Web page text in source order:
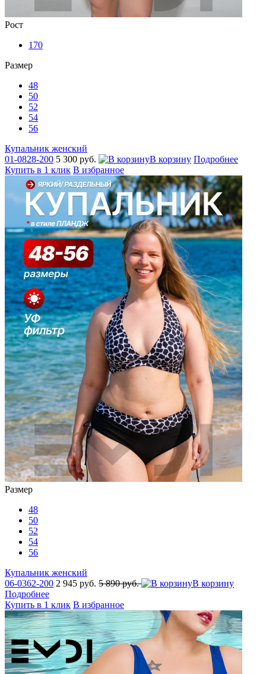
Рост
170
Размер
48
50
52
54
56
Купальник женский
01-0828-200 5 300 руб. В корзину Подробнее
Купить в 1 клик В избранное
Размер
48
50
52
54
56
Купальник женский
06-0362-200 2 945 руб. 5 890 руб.
В корзину
Подробнее
Купить в 1 клик В избранное